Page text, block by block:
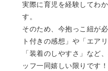
実際に育児を経験してわ
す。
そのため、今抱っこ紐が
ト付きの感想」や「エア
「装着のしやすさ」など
ッフ一同嬉しい限りです！